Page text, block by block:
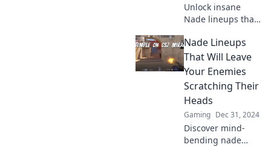
Unlock insane
Nade lineups that
enemies stunned
and questioning
their very
existence.
Dominate the
game now!
Nade Lineups
That Will Leave
Your Enemies
Scratching Their
Heads
Gaming Dec 31, 2024
Discover mind-
bending nade